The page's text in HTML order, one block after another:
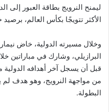
ليمنح النرويج بطاقة العبور إلى
الأكثر تتويجًا بكأس العالم،
قبل أن يسجل آخر أهدافه الدولية
من مواجهة النرويج، وهو هدف لم
البطولة.